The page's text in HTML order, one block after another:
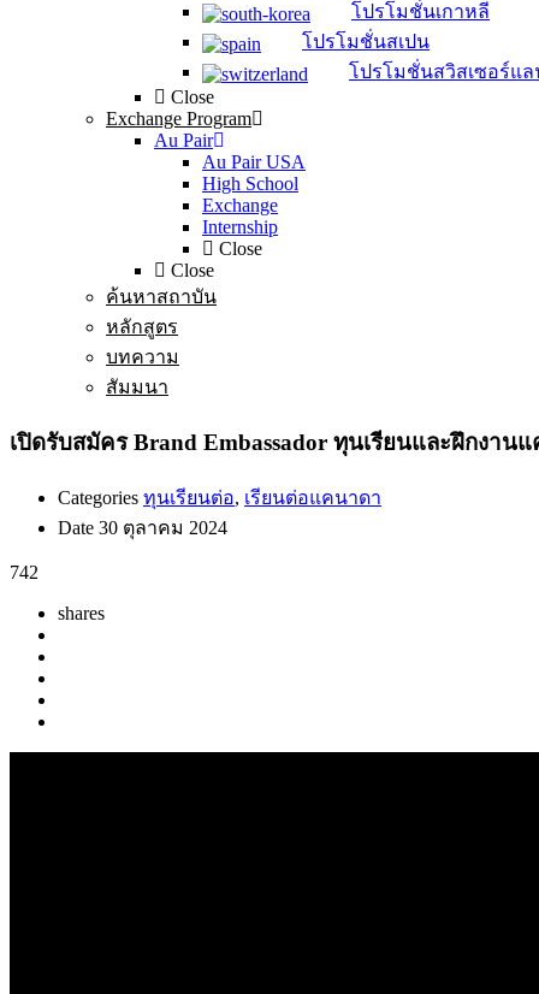
โปรโมชั่นเกาหลี
โปรโมชั่นสเปน
โปรโมชั่นสวิสเซอร์แ
Close
Exchange Program
Au Pair
Au Pair USA
High School
Exchange
Internship
Close
Close
ค้นหาสถาบัน
หลักสูตร
บทความ
สัมมนา
เปิดรับสมัคร Brand Embassador ทุนเรียนและฝึกงาน
Categories ทุนเรียนต่อ, เรียนต่อแคนาดา
Date 30 ตุลาคม 2024
742
shares